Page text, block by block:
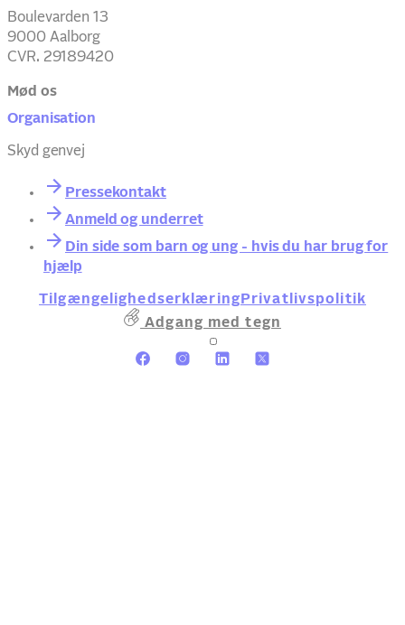
Boulevarden 13
9000 Aalborg
CVR. 29189420
Mød os
Organisation
Skyd genvej
Pressekontakt
Anmeld og underret
Din side som barn og ung - hvis du har brug for
hjælp
Tilgængelighedserklæring Privatlivspolitik
Adgang med tegn